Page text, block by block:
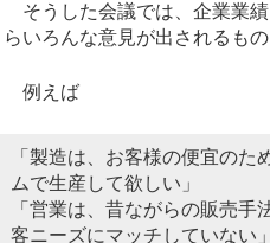
そうした会議では、企業業
らいろんな意見が出されるもの
例えば
「製造は、お客様の便宜のた
ムで生産して欲しい」
「営業は、昔ながらの販売
客ニーズにマッチしていない」